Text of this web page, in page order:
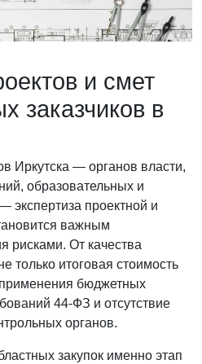
и смет
заказчиков в
Иркутска — органов власти,
образовательных и
экспертиза проектной и
важным
рисками. От качества
только итоговая стоимость
применения бюджетных
44-ФЗ и отсутствие
органов.
закупок именно этап